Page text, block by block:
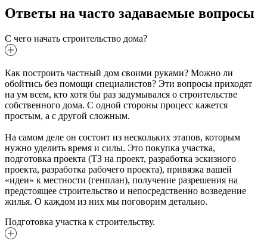
Ответы на часто задаваемые вопросы
С чего начать строительство дома?
Как построить частный дом своими руками? Можно ли
обойтись без помощи специалистов? Эти вопросы приходят
на ум всем, кто хотя бы раз задумывался о строительстве
собственного дома. С одной стороны процесс кажется
простым, а с другой сложным.
На самом деле он состоит из нескольких этапов, которым
нужно уделить время и силы. Это покупка участка,
подготовка проекта (ТЗ на проект, разработка эскизного
проекта, разработка рабочего проекта), привязка вашей
«идеи» к местности (генплан), получение разрешения на
предстоящее строительство и непосредственно возведение
жилья. О каждом из них мы поговорим детально.
Подготовка участка к строительству.